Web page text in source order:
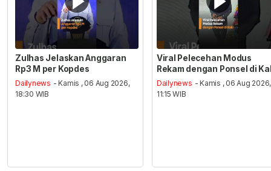
Zulhas Jelaskan Anggaran
Rp3 M per Kopdes
Dailynews - Kamis , 06 Aug 2026,
18:30 WIB
Viral Pelecehan Modus
Rekam dengan Ponsel di
Dailynews - Kamis , 06 Aug 2026,
11:15 WIB